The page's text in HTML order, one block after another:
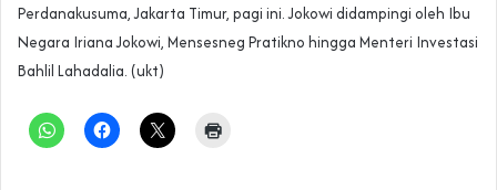
Perdanakusuma, Jakarta Timur, pagi ini. Jokowi didampingi oleh Ibu
Negara Iriana Jokowi, Mensesneg Pratikno hingga Menteri Investasi
Bahlil Lahadalia. (ukt)